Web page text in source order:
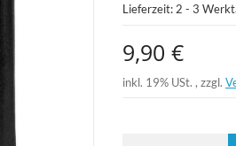
Lieferzeit: 2 - 3
9,90 €
inkl. 19% USt. , zzgl.